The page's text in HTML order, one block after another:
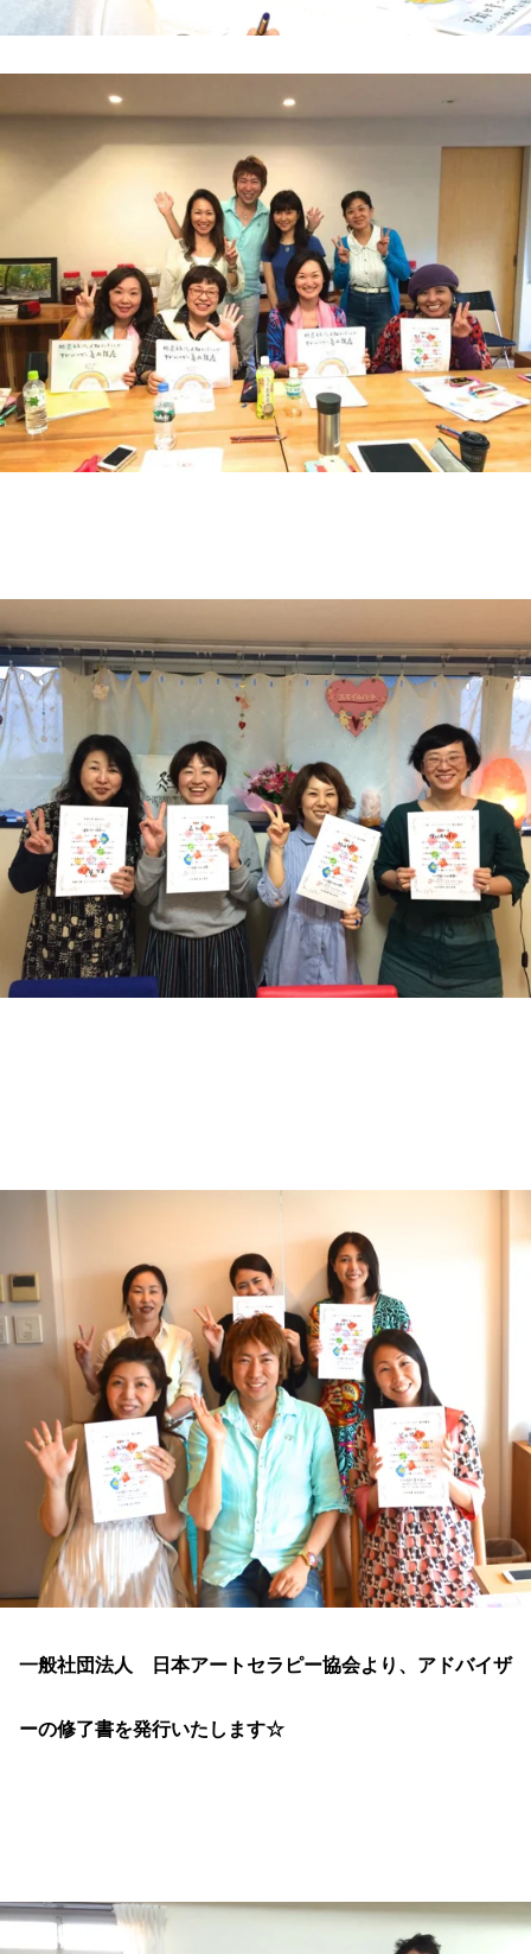
一般社団法人 日本アートセラピー協会より、アドバイザ
ーの修了書を発行いたします☆